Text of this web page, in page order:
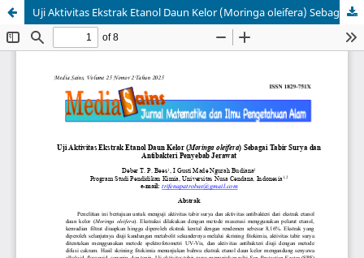
Uji Aktivitas Ekstrak Etanol Daun Kelor (Moringa oleifera) Sebagai Tabir Surya dan Antibakteri Penyebab Jerawat